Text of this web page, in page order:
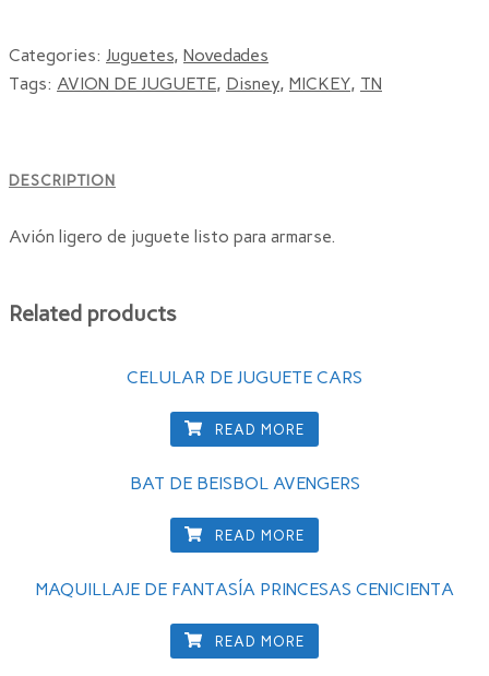
Categories: Juguetes, Novedades
Tags: AVION DE JUGUETE, Disney, MICKEY, TN
DESCRIPTION
Avión ligero de juguete listo para armarse.
Related products
CELULAR DE JUGUETE CARS
READ MORE
BAT DE BEISBOL AVENGERS
READ MORE
MAQUILLAJE DE FANTASÍA PRINCESAS CENICIENTA
READ MORE